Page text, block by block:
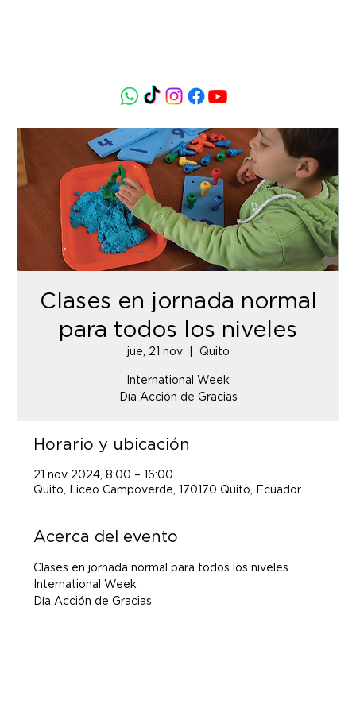
Clases en jornada normal
para todos los niveles
jue, 21 nov
  |
Quito
International Week
Día Acción de Gracias
Horario y ubicación
21 nov 2024, 8:00 – 16:00
Quito, Liceo Campoverde, 170170 Quito, Ecuador
Acerca del evento
Clases en jornada normal para todos los niveles
International Week
Día Acción de Gracias